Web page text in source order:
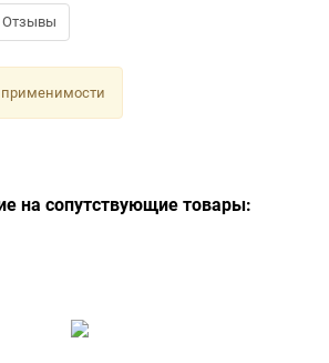
Отзывы
на сопутствующие товары: